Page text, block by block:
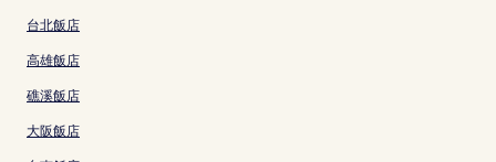
台北飯店
高雄飯店
礁溪飯店
大阪飯店